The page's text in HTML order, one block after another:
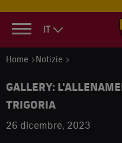
IT
Home Notizie
GALLERY:
TRIGORIA
26 dicembre, 2023